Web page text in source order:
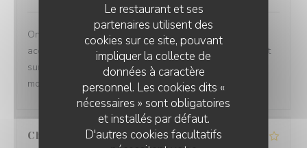
Le restaurant et ses
partenaires utilisent des
cookies sur ce site, pouvant
impliquer la collecte de
données à caractère
personnel. Les cookies dits «
nécessaires » sont obligatoires
et installés par défaut.
D'autres cookies facultatifs
On ne sait plus … si c est la vue imprenable qui
accompagne les plats ou si ce sont les plats qui priment
sur la vue imprenable!!!!! Le tout à savourer sans
modération .
Christiane K